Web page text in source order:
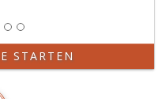
STARTEN